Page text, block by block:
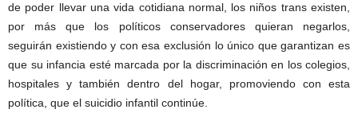
de poder llevar una vida cotidiana normal, los niños trans existen,
por más que los políticos conservadores quieran negarlos,
seguirán existiendo y con esa exclusión lo único que garantizan es
que su infancia esté marcada por la discriminación en los colegios,
hospitales y también dentro del hogar, promoviendo con esta
política, que el suicidio infantil continúe.